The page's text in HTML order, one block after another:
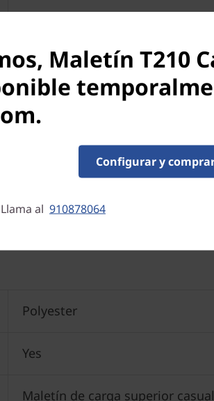
410 mm x 310 mm x 48 mm
0,465 kg
Polyester
Yes
Maletín de carga superior
Maletín T210
Configurar y
al 910878064